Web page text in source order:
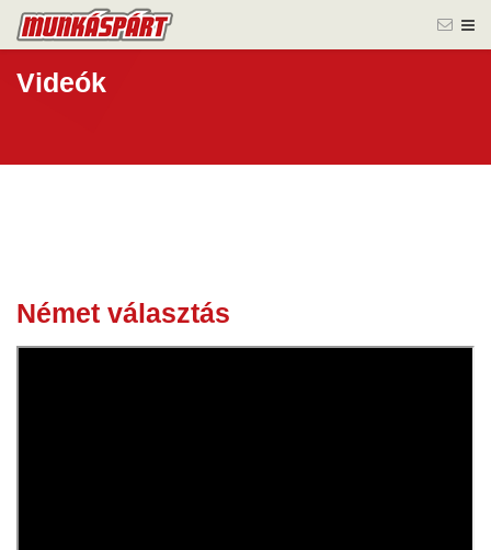
Videók
Német választás